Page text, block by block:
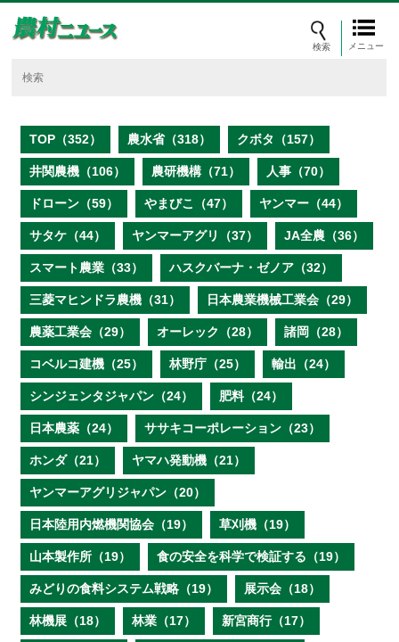
メニュー
TOP（352） 農水省（318） クボタ（157）
井関農機（106） 農研機構（71） 人事（70）
ドローン（59） やまびこ（47） ヤンマー（44）
サタケ（44） ヤンマーアグリ（37） JA全農（36）
スマート農業（33） ハスクバーナ・ゼノア（32）
三菱マヒンドラ農機（31） 日本農業機械工業会（29）
農薬工業会（29） オーレック（28） 諸岡（28）
コベルコ建機（25） 林野庁（25） 輸出（24）
シンジェンタジャパン（24） 肥料（24）
日本農薬（24） ササキコーポレーション（23）
ホンダ（21） ヤマハ発動機（21）
ヤンマーアグリジャパン（20）
日本陸用内燃機関協会（19） 草刈機（19）
山本製作所（19） 食の安全を科学で検証する（19）
みどりの食料システム戦略（19） 展示会（18）
林機展（18） 林業（17） 新宮商行（17）